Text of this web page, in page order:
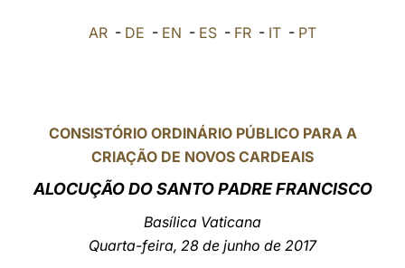
中文
LATINE
AR - DE - EN - ES - FR - IT - PT
CONSISTÓRIO ORDINÁRIO PÚBLICO PARA A
CRIAÇÃO DE NOVOS CARDEAIS
ALOCUÇÃO DO SANTO PADRE FRANCISCO
Basílica Vaticana
Quarta-feira, 28 de junho de 2017